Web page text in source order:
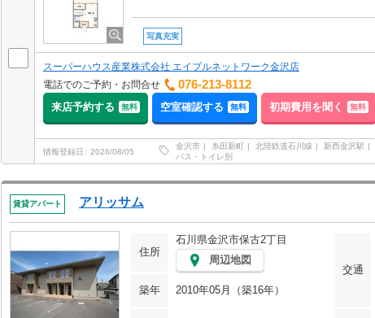
写真充実
スーパーハウス産業株式会社 エイブルネットワーク金沢店
電話でのご予約・お問合せ
076-213-8112
来店予約する 無料 空室確認する 無料 初期費用を聞く 無料
情報登録日 2026/08/05
金沢市 糸田新町 北陸鉄道石川線 新西金沢駅
バス・トイレ別
賃貸アパート アリッサム
住所
石川県金沢市保古2丁目
周辺地図
交通
築年 2010年05月（築16年）